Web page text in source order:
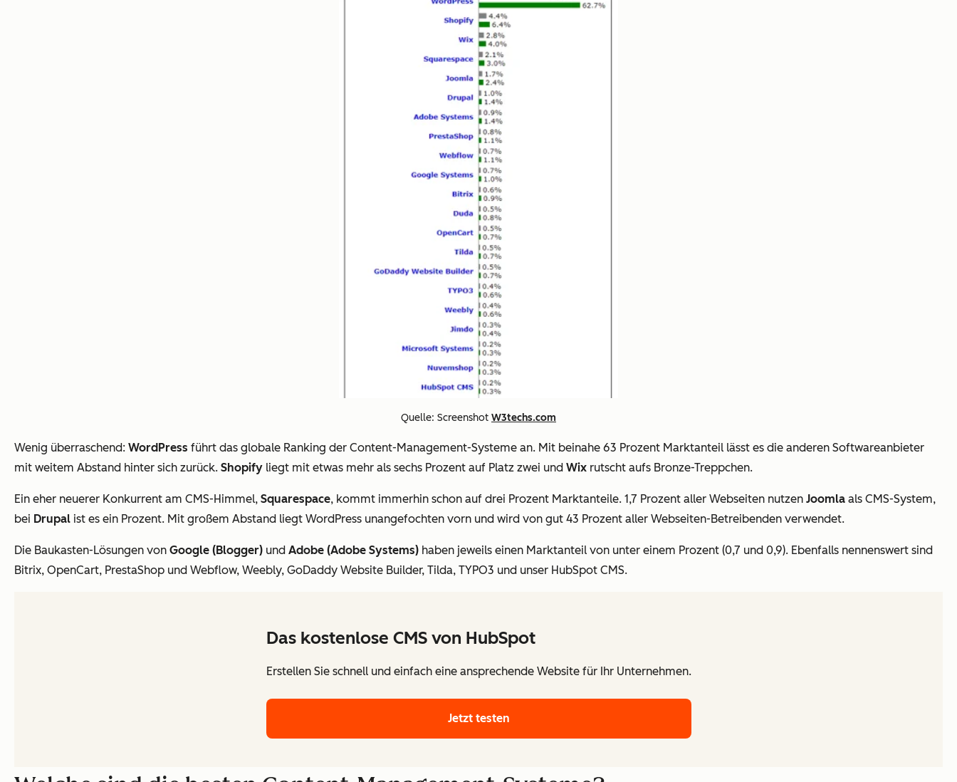
Quelle: Screenshot W3techs.com
Wenig überraschend: WordPress führt das globale Ranking der Content-Management-Systeme an. Mit beinahe 63 Prozent Marktanteil lässt es die anderen Softwareanbieter
mit weitem Abstand hinter sich zurück. Shopify liegt mit etwas mehr als sechs Prozent auf Platz zwei und Wix rutscht aufs Bronze-Treppchen.
Ein eher neuerer Konkurrent am CMS-Himmel, Squarespace, kommt immerhin schon auf drei Prozent Marktanteile. 1,7 Prozent aller Webseiten nutzen Joomla als CMS-System,
bei Drupal ist es ein Prozent. Mit großem Abstand liegt WordPress unangefochten vorn und wird von gut 43 Prozent aller Webseiten-Betreibenden verwendet.
Die Baukasten-Lösungen von Google (Blogger) und Adobe (Adobe Systems) haben jeweils einen Marktanteil von unter einem Prozent (0,7 und 0,9). Ebenfalls nennenswert sind
Bitrix, OpenCart, PrestaShop und Webflow, Weebly, GoDaddy Website Builder, Tilda, TYPO3 und unser HubSpot CMS.
Das kostenlose CMS von HubSpot
Erstellen Sie schnell und einfach eine ansprechende Website für Ihr Unternehmen.
Jetzt testen